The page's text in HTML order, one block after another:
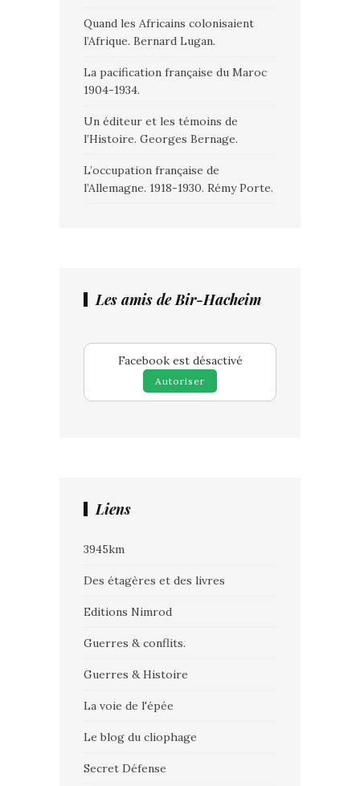
Quand les Africains colonisaient
l’Afrique. Bernard Lugan.
La pacification française du Maroc
1904-1934.
Un éditeur et les témoins de
l’Histoire. Georges Bernage.
L’occupation française de
l’Allemagne. 1918-1930. Rémy Porte.
Les amis de Bir-Hacheim
Facebook est désactivé
Autoriser
Liens
3945km
Des étagères et des livres
Editions Nimrod
Guerres & conflits.
Guerres & Histoire
La voie de l'épée
Le blog du cliophage
Secret Défense